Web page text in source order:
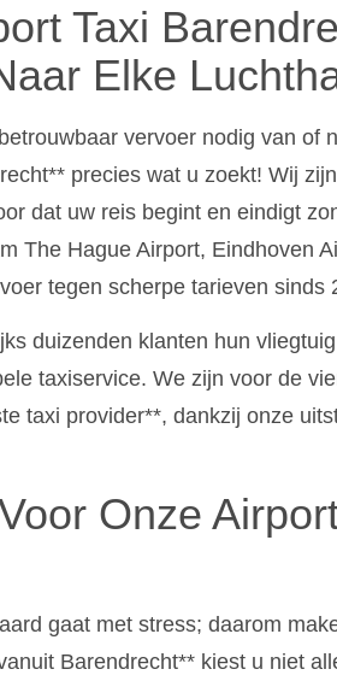
Taxi
Elke
vervoer nodig van of
precies wat u zoekt! Wij
dat uw reis begint en eindigt
The Hague Airport, Eindhoven
tegen scherpe tarieven sinds
duizenden klanten hun
taxiservice. We zijn voor de
taxi provider**, dankzij onze
Onze
gaat met stress; daarom
Barendrecht** kiest u niet